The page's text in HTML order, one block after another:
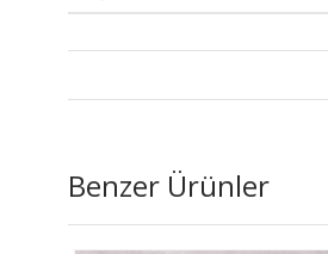
Benzer Ürünler